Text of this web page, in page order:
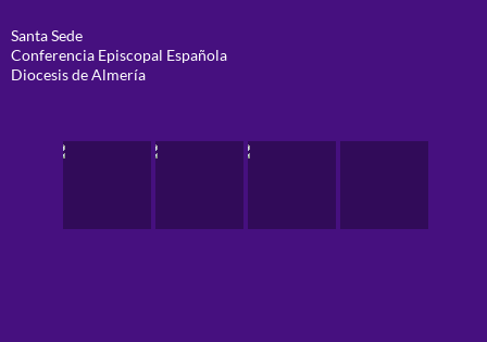
Santa Sede
Conferencia Episcopal Española
Diocesis de Almería